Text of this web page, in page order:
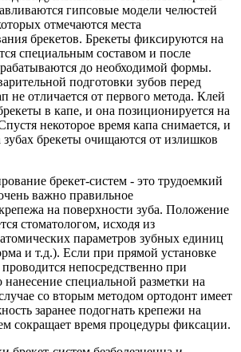
гипсовые модели челюстей
отмечаются места
брекетов. Брекеты фиксируются на
специальным составом и после
до необходимой формы.
подготовки зубов перед
не отличается от первого метода. Клей
в капе, и она позиционируется на
некоторое время капа снимается, и
зубах брекеты очищаются от излишков
брекет-систем - это трудоемкий
важно правильное
на поверхности зуба. Положение
стоматологом, исходя из
параметров зубных единиц
и т.д.). Если при прямой установке
непосредственно при
специальной разметки на
со вторым методом ортодонт имеет
заранее подогнать крепежи на
сокращает время процедуры фиксации.